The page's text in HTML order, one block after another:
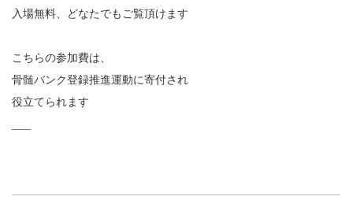
入場無料、どなたでもご覧頂けます
こちらの参加費は、
骨髄バンク登録推進運動に寄付され
役立てられます